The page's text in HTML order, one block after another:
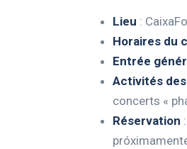
Lieu :
Horaires du
Entrée
Activités
concerts «
Réservation